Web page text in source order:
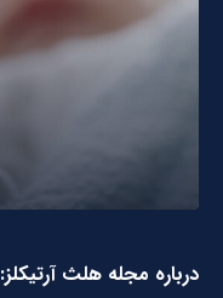
درباره مجله هلث آرتیکلز: